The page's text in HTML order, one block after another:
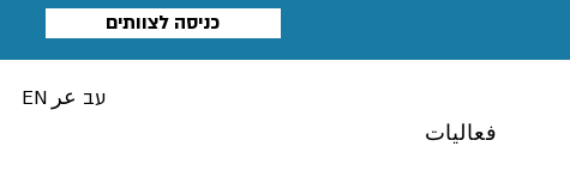
כניסה לצוותים
EN عر עב
فعاليات